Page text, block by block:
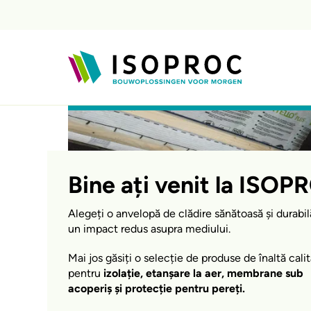
Bine ați venit la
Alegeți o anvelopă de clădire sănătoasă și
un impact redus asupra mediului.
Mai jos găsiți o selecție de produse de înaltă
pentru izolație, etanșare la aer, membrane sub
acoperiș și protecție pentru pereți.